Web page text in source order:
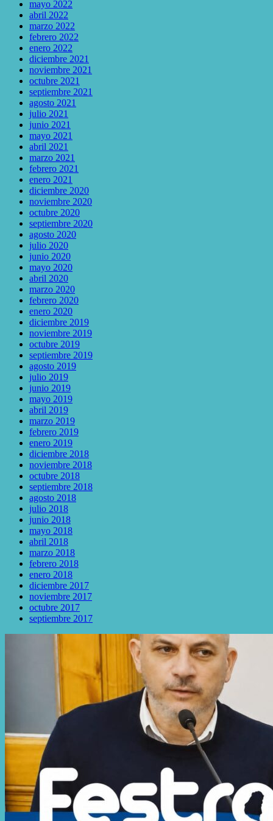
mayo 2022
abril 2022
marzo 2022
febrero 2022
enero 2022
diciembre 2021
noviembre 2021
octubre 2021
septiembre 2021
agosto 2021
julio 2021
junio 2021
mayo 2021
abril 2021
marzo 2021
febrero 2021
enero 2021
diciembre 2020
noviembre 2020
octubre 2020
septiembre 2020
agosto 2020
julio 2020
junio 2020
mayo 2020
abril 2020
marzo 2020
febrero 2020
enero 2020
diciembre 2019
noviembre 2019
octubre 2019
septiembre 2019
agosto 2019
julio 2019
junio 2019
mayo 2019
abril 2019
marzo 2019
febrero 2019
enero 2019
diciembre 2018
noviembre 2018
octubre 2018
septiembre 2018
agosto 2018
julio 2018
junio 2018
mayo 2018
abril 2018
marzo 2018
febrero 2018
enero 2018
diciembre 2017
noviembre 2017
octubre 2017
septiembre 2017